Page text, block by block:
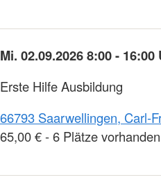
Mi. 02.09.2026 8:00 - 16:00
Erste Hilfe Ausbildung
66793 Saarwellingen, Carl-
65,00 € - 6 Plätze vorhanden